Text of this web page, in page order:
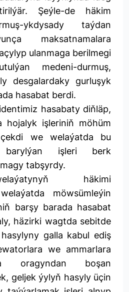
Şeýle-de häkim
ykdysady taýdan
maksatnamalara
ulanmaga berilmegi
medeni-durmuş,
desgalardaky gurluşyk
hasabat berdi.
hasabaty diňläp,
hojalyk işleriniň möhüm
we welaýatda bu
işleri berk
tabşyrdy.
häkimi
möwsümleýin
barşy barada hasabat
häzirki wagtda sebitde
galla kabul ediş
we ammarlara
oragyndan boşan
geljek ýylyň hasyly üçin